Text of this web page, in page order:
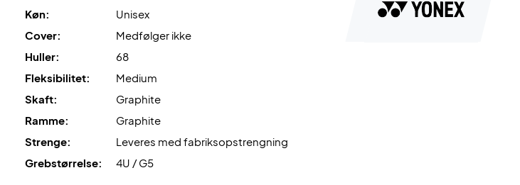
Køn:
Unisex
Cover:
Medfølger ikke
Huller:
68
Fleksibilitet:
Medium
Skaft:
Graphite
Ramme:
Graphite
Strenge:
Leveres med fabriksopstrengning
Grebstørrelse:
4U / G5